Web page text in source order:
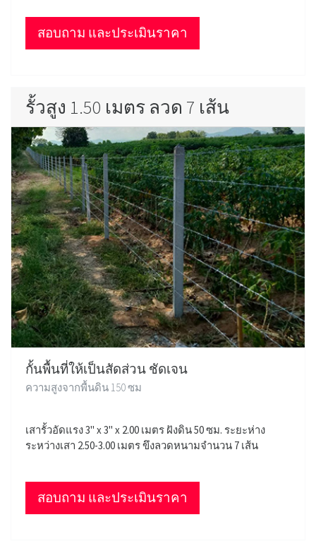
สอบถาม และประเมินราคา
รั้วสูง 1.50 เมตร ลวด 7 เส้น
กั้นพื้นที่ให้เป็นสัดส่วน ชัดเจน
ความสูงจากพื้นดิน 150 ซม
เสารั้วอัดแรง 3" x 3" x 2.00 เมตร ฝังดิน 50 ซม. ระยะห่าง
ระหว่างเสา 2.50-3.00 เมตร ขึงลวดหนามจำนวน 7 เส้น
สอบถาม และประเมินราคา